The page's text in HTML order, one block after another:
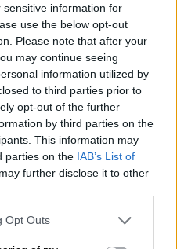
information for
use the below opt-out
Please note that after your
may continue seeing
information utilized by
to third parties prior to
opt-out of the further
by third parties on the
This information may
parties on the IAB’s List of
further disclose it to other
Opt Outs